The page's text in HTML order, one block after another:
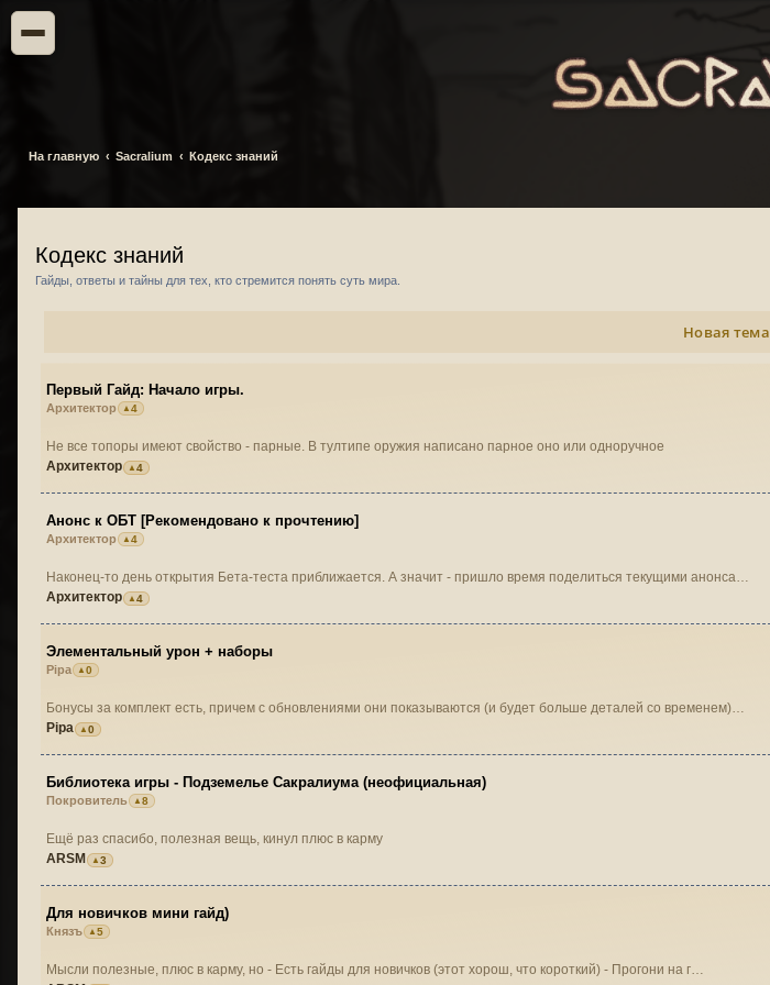
На главную Sacralium Кодекс знаний
Кодекс знаний
Гайды, ответы и тайны для тех, кто стремится понять суть мира.
Новая тема
Первый Гайд: Начало игры.
Архитектор
4
Не все топоры имеют свойство - парные. В тултипе оружия написано парное оно или одноручное
Архитектор
4
Анонс к ОБТ [Рекомендовано к прочтению]
Архитектор 4
Наконец-то день открытия Бета-теста приближается. А значит - пришло время поделиться текущими анонса…
Архитектор
4
Элементальный урон + наборы
Pipa
0
Бонусы за комплект есть, причем с обновлениями они показываются (и будет больше деталей со временем)…
Pipa
0
Библиотека игры - Подземелье Сакралиума (неофициальная)
Покровитель
8
Ещё раз спасибо, полезная вещь, кинул плюс в карму
ARSM
3
Для новичков мини гайд)
Князъ
5
Мысли полезные, плюс в карму, но - Есть гайды для новичков (этот хорош, что короткий) - Прогони на г…